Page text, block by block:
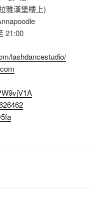
雅漢堡樓上)
21:00
lashdancestudio/